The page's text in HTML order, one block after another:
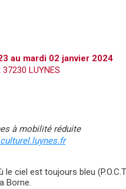
au mardi 02 janvier 2024
LUYNES
à mobilité réduite
ciel est toujours bleu
Borne.